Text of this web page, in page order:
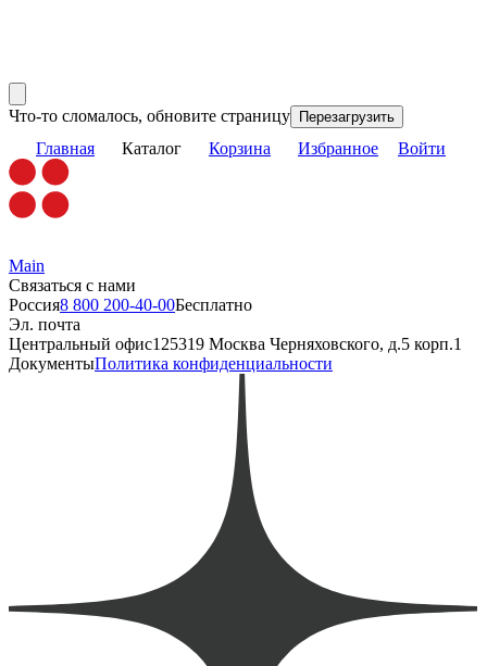
Что-то сломалось, обновите страницу Перезагрузить
Главная Каталог Корзина Избранное Войти
Main
Связаться с нами
Россия8 800 200-40-00Бесплатно
Эл. почта
Центральный офис125319 Москва Черняховского, д.5 корп.1
ДокументыПолитика конфиденциальности